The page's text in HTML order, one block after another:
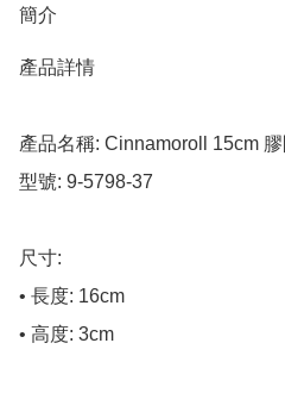
簡介
產品詳情
產品名稱: Cinnamoroll 15cm 膠
型號: 9-5798-37
尺寸:
• 長度: 16cm
• 高度: 3cm